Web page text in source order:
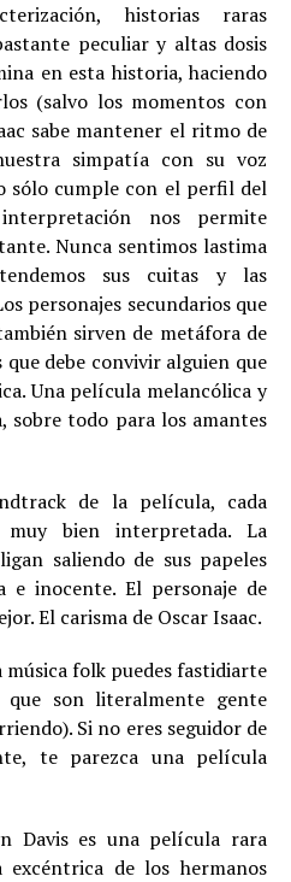
historias raras
peculiar y altas dosis
en esta historia, haciendo
(salvo los momentos con
sabe mantener el ritmo de
simpatía con su voz
sólo cumple con el perfil del
nos permite
Nunca sentimos lastima
sus cuitas y las
personajes secundarios que
sirven de metáfora de
debe convivir alguien que
Una película melancólica y
sobre todo para los amantes
de la película, cada
bien interpretada. La
saliendo de sus papeles
e inocente. El personaje de
El carisma de Oscar Isaac.
música folk puedes fastidiarte
que son literalmente gente
Si no eres seguidor de
te parezca una película
Davis es una película rara
de los hermanos